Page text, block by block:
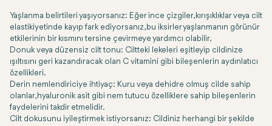
Yaşlanma belirtileri yaşıyorsanız: Eğer ince çizgiler, kırışıklıklar veya cilt
elastikiyetinde kayıp fark ediyorsanız, bu iksirler yaşlanmanın görünür
etkilerinin bir kısmını tersine çevirmeye yardımcı olabilir.
Donuk veya düzensiz cilt tonu: Ciltteki lekeleri eşitleyip cildinize
ışıltısını geri kazandıracak olan C vitamini gibi bileşenlerin aydınlatıcı
özellikleri.
Derin nemlendiriciye ihtiyaç: Kuru veya dehidre olmuş cilde sahip
olanlar, hyaluronik asit gibi nem tutucu özelliklere sahip bileşenlerin
faydelerini takdir etmelidir.
Cilt dokusunu iyileştirmek istiyorsanız: Cildiniz herhangi bir şekilde